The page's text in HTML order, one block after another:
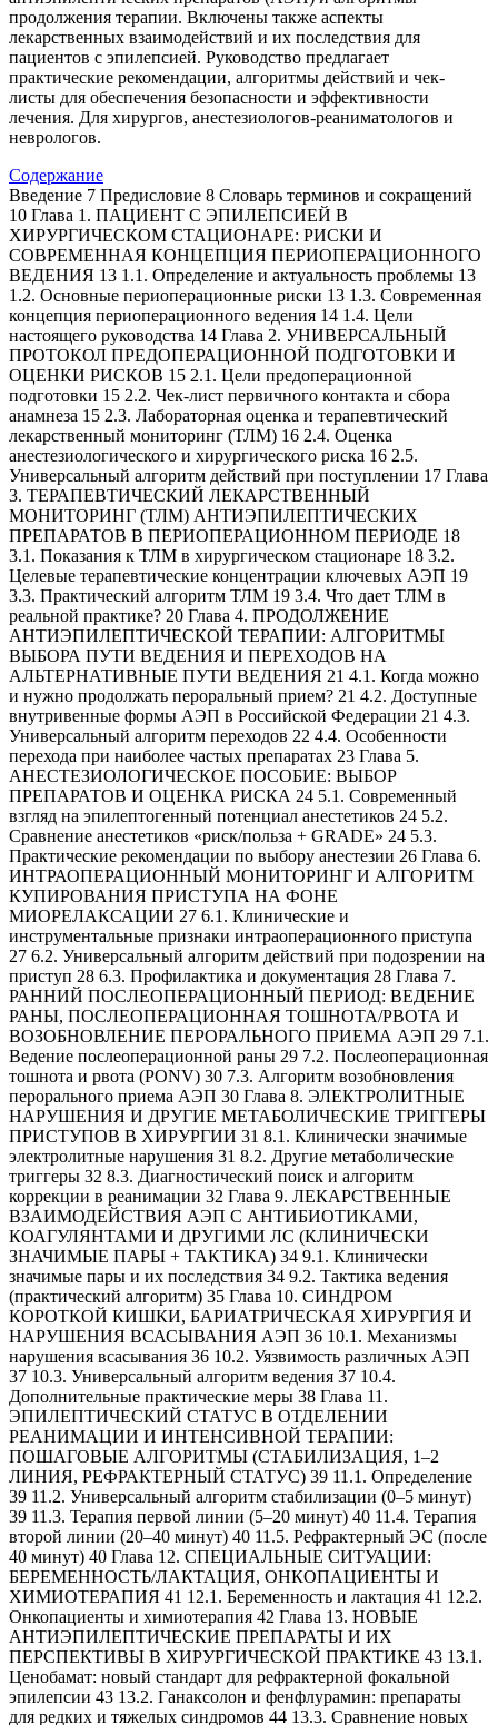
продолжения терапии. Включены также аспекты
лекарственных взаимодействий и их последствия для
пациентов с эпилепсией. Руководство предлагает
практические рекомендации, алгоритмы действий и чек-
листы для обеспечения безопасности и эффективности
лечения. Для хирургов, анестезиологов-реаниматологов и
неврологов.
Содержание
Введение 7 Предисловие 8 Словарь терминов и сокращений
10 Глава 1. ПАЦИЕНТ С ЭПИЛЕПСИЕЙ В
ХИРУРГИЧЕСКОМ СТАЦИОНАРЕ: РИСКИ И
СОВРЕМЕННАЯ КОНЦЕПЦИЯ ПЕРИОПЕРАЦИОННОГО
ВЕДЕНИЯ 13 1.1. Определение и актуальность проблемы 13
1.2. Основные периоперационные риски 13 1.3. Современная
концепция периоперационного ведения 14 1.4. Цели
настоящего руководства 14 Глава 2. УНИВЕРСАЛЬНЫЙ
ПРОТОКОЛ ПРЕДОПЕРАЦИОННОЙ ПОДГОТОВКИ И
ОЦЕНКИ РИСКОВ 15 2.1. Цели предоперационной
подготовки 15 2.2. Чек-лист первичного контакта и сбора
анамнеза 15 2.3. Лабораторная оценка и терапевтический
лекарственный мониторинг (ТЛМ) 16 2.4. Оценка
анестезиологического и хирургического риска 16 2.5.
Универсальный алгоритм действий при поступлении 17 Глава
3. ТЕРАПЕВТИЧЕСКИЙ ЛЕКАРСТВЕННЫЙ
МОНИТОРИНГ (ТЛМ) АНТИЭПИЛЕПТИЧЕСКИХ
ПРЕПАРАТОВ В ПЕРИОПЕРАЦИОННОМ ПЕРИОДЕ 18
3.1. Показания к ТЛМ в хирургическом стационаре 18 3.2.
Целевые терапевтические концентрации ключевых АЭП 19
3.3. Практический алгоритм ТЛМ 19 3.4. Что дает ТЛМ в
реальной практике? 20 Глава 4. ПРОДОЛЖЕНИЕ
АНТИЭПИЛЕПТИЧЕСКОЙ ТЕРАПИИ: АЛГОРИТМЫ
ВЫБОРА ПУТИ ВЕДЕНИЯ И ПЕРЕХОДОВ НА
АЛЬТЕРНАТИВНЫЕ ПУТИ ВЕДЕНИЯ 21 4.1. Когда можно
и нужно продолжать пероральный прием? 21 4.2. Доступные
внутривенные формы АЭП в Российской Федерации 21 4.3.
Универсальный алгоритм переходов 22 4.4. Особенности
перехода при наиболее частых препаратах 23 Глава 5.
АНЕСТЕЗИОЛОГИЧЕСКОЕ ПОСОБИЕ: ВЫБОР
ПРЕПАРАТОВ И ОЦЕНКА РИСКА 24 5.1. Современный
взгляд на эпилептогенный потенциал анестетиков 24 5.2.
Сравнение анестетиков «риск/польза + GRADE» 24 5.3.
Практические рекомендации по выбору анестезии 26 Глава 6.
ИНТРАОПЕРАЦИОННЫЙ МОНИТОРИНГ И АЛГОРИТМ
КУПИРОВАНИЯ ПРИСТУПА НА ФОНЕ
МИОРЕЛАКСАЦИИ 27 6.1. Клинические и
инструментальные признаки интраоперационного приступа
27 6.2. Универсальный алгоритм действий при подозрении на
приступ 28 6.3. Профилактика и документация 28 Глава 7.
РАННИЙ ПОСЛЕОПЕРАЦИОННЫЙ ПЕРИОД: ВЕДЕНИЕ
РАНЫ, ПОСЛЕОПЕРАЦИОННАЯ ТОШНОТА/РВОТА И
ВОЗОБНОВЛЕНИЕ ПЕРОРАЛЬНОГО ПРИЕМА АЭП 29 7.1.
Ведение послеоперационной раны 29 7.2. Послеоперационная
тошнота и рвота (PONV) 30 7.3. Алгоритм возобновления
перорального приема АЭП 30 Глава 8. ЭЛЕКТРОЛИТНЫЕ
НАРУШЕНИЯ И ДРУГИЕ МЕТАБОЛИЧЕСКИЕ ТРИГГЕРЫ
ПРИСТУПОВ В ХИРУРГИИ 31 8.1. Клинически значимые
электролитные нарушения 31 8.2. Другие метаболические
триггеры 32 8.3. Диагностический поиск и алгоритм
коррекции в реанимации 32 Глава 9. ЛЕКАРСТВЕННЫЕ
ВЗАИМОДЕЙСТВИЯ АЭП С АНТИБИОТИКАМИ,
КОАГУЛЯНТАМИ И ДРУГИМИ ЛС (КЛИНИЧЕСКИ
ЗНАЧИМЫЕ ПАРЫ + ТАКТИКА) 34 9.1. Клинически
значимые пары и их последствия 34 9.2. Тактика ведения
(практический алгоритм) 35 Глава 10. СИНДРОМ
КОРОТКОЙ КИШКИ, БАРИАТРИЧЕСКАЯ ХИРУРГИЯ И
НАРУШЕНИЯ ВСАСЫВАНИЯ АЭП 36 10.1. Механизмы
нарушения всасывания 36 10.2. Уязвимость различных АЭП
37 10.3. Универсальный алгоритм ведения 37 10.4.
Дополнительные практические меры 38 Глава 11.
ЭПИЛЕПТИЧЕСКИЙ СТАТУС В ОТДЕЛЕНИИ
РЕАНИМАЦИИ И ИНТЕНСИВНОЙ ТЕРАПИИ:
ПОШАГОВЫЕ АЛГОРИТМЫ (СТАБИЛИЗАЦИЯ, 1–2
ЛИНИЯ, РЕФРАКТЕРНЫЙ СТАТУС) 39 11.1. Определение
39 11.2. Универсальный алгоритм стабилизации (0–5 минут)
39 11.3. Терапия первой линии (5–20 минут) 40 11.4. Терапия
второй линии (20–40 минут) 40 11.5. Рефрактерный ЭС (после
40 минут) 40 Глава 12. СПЕЦИАЛЬНЫЕ СИТУАЦИИ:
БЕРЕМЕННОСТЬ/ЛАКТАЦИЯ, ОНКОПАЦИЕНТЫ И
ХИМИОТЕРАПИЯ 41 12.1. Беременность и лактация 41 12.2.
Онкопациенты и химиотерапия 42 Глава 13. НОВЫЕ
АНТИЭПИЛЕПТИЧЕСКИЕ ПРЕПАРАТЫ И ИХ
ПЕРСПЕКТИВЫ В ХИРУРГИЧЕСКОЙ ПРАКТИКЕ 43 13.1.
Ценобамат: новый стандарт для рефрактерной фокальной
эпилепсии 43 13.2. Ганаксолон и фенфлурамин: препараты
для редких и тяжелых синдромов 44 13.3. Сравнение новых